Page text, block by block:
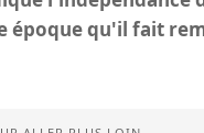
époque qu'il fait